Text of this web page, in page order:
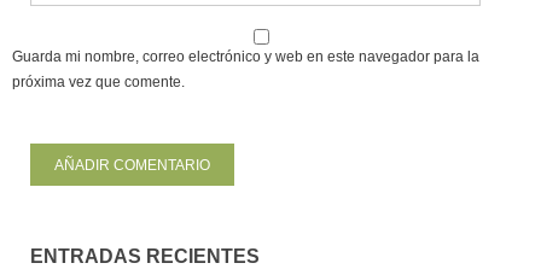
Guarda mi nombre, correo electrónico y web en este navegador para la
próxima vez que comente.
ENTRADAS RECIENTES